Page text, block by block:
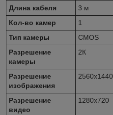
Длина кабеля 3 м
Кол-во камер
1
Тип камеры
CMOS
Разрешение
камеры
2К
Разрешение
изображения
2560x1440
Разрешение
видео
1280x720